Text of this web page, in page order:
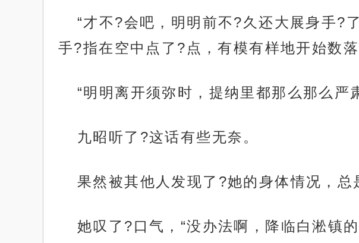
“才不?会吧，明明前不?久还大展身手?
手?指在空中点了?点，有模有样地开始数落
“明明离开须弥时，提纳里都那么那么严
九昭听了?这话有些无奈。
果然被其他人发现了?她的身体情况，
她叹了?口气，“没办法啊，降临白淞镇